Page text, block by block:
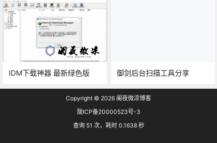
IDM下载神器 最新绿色版 御剑后台扫描工具分享
Copyright © 2026 阑夜微凉博客
陇ICP备20000523号-3
查询 51 次，耗时 0.1638 秒